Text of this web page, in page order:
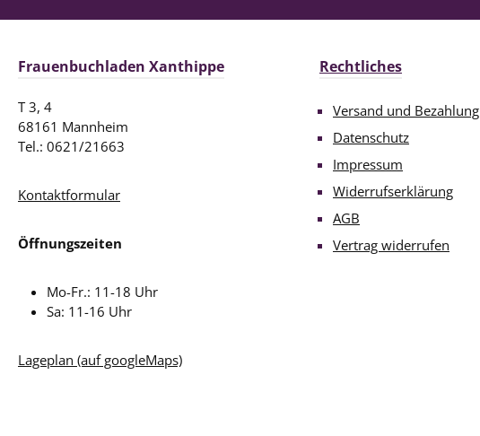
Rechtliches
Versand und Bezahlung
Datenschutz
Impressum
Widerrufserklärung
AGB
Vertrag widerrufen
Frauenbuchladen Xanthippe
T 3, 4
68161 Mannheim
Tel.: 0621/21663
Kontaktformular
Öffnungszeiten
Mo-Fr.: 11-18 Uhr
Sa: 11-16 Uhr
Lageplan (auf googleMaps)